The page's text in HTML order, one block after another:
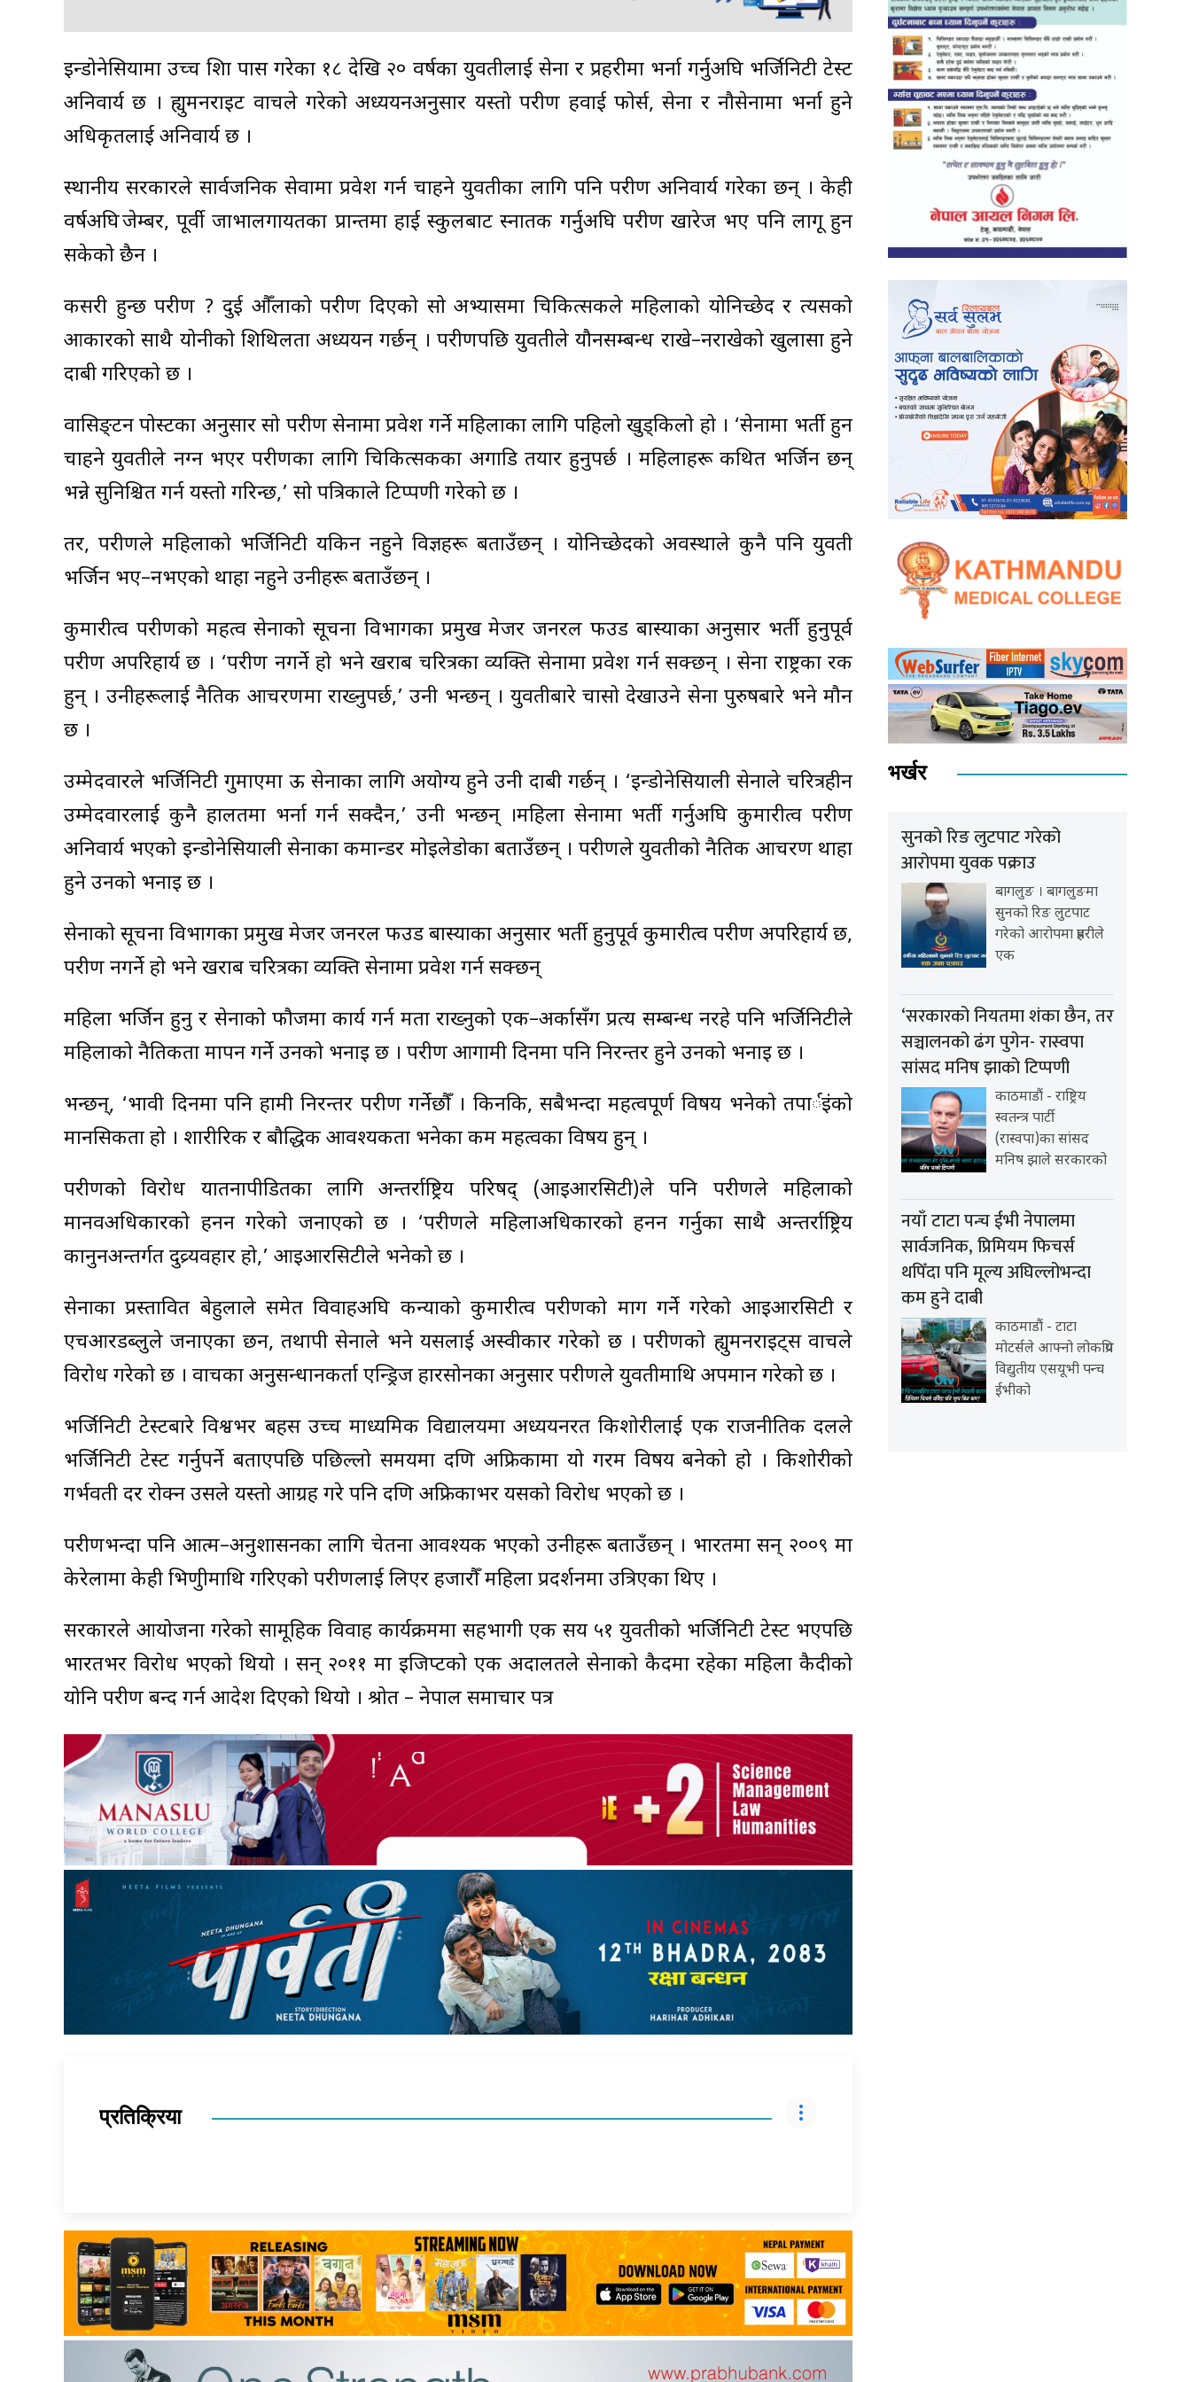
इन्डोनेसियामा उच्च शिक्षा पास गरेका १८ देखि २० वर्षका युवतीलाई सेना र प्रहरीमा भर्ना गर्नुअघि भर्जिनिटी टेस्ट
अनिवार्य छ । ह्युमनराइट वाचले गरेको अध्ययनअनुसार यस्तो परीक्षण हवाई फोर्स, सेना र नौसेनामा भर्ना हुने
अधिकृतलाई अनिवार्य छ ।
स्थानीय सरकारले सार्वजनिक सेवामा प्रवेश गर्न चाहने युवतीका लागि पनि परीक्षण अनिवार्य गरेका छन् । केही
वर्षअघि जेम्बर, पूर्वी जाभालगायतका प्रान्तमा हाई स्कुलबाट स्नातक गर्नुअघि परीक्षण खारेज भए पनि लागू हुन
सकेको छैन ।
कसरी हुन्छ परीक्षण ? दुई औँलाको परीक्षण दिएको सो अभ्यासमा चिकित्सकले महिलाको योनिच्छेद र त्यसको
आकारको साथै योनीको शिथिलता अध्ययन गर्छन् । परीक्षणपछि युवतीले यौनसम्बन्ध राखे–नराखेको खुलासा हुने
दाबी गरिएको छ ।
वासिङ्टन पोस्टका अनुसार सो परीक्षण सेनामा प्रवेश गर्ने महिलाका लागि पहिलो खुड्किलो हो । ‘सेनामा भर्ती हुन
चाहने युवतीले नग्न भएर परीक्षणका लागि चिकित्सकका अगाडि तयार हुनुपर्छ । महिलाहरू कथित भर्जिन छन्
भन्ने सुनिश्चित गर्न यस्तो गरिन्छ,’ सो पत्रिकाले टिप्पणी गरेको छ ।
तर, परीक्षणले महिलाको भर्जिनिटी यकिन नहुने विज्ञहरू बताउँछन् । योनिच्छेदको अवस्थाले कुनै पनि युवती
भर्जिन भए–नभएको थाहा नहुने उनीहरू बताउँछन् ।
कुमारीत्व परीक्षणको महत्व सेनाको सूचना विभागका प्रमुख मेजर जनरल फउड बास्याका अनुसार भर्ती हुनुपूर्व
परीक्षण अपरिहार्य छ । ‘परीक्षण नगर्ने हो भने खराब चरित्रका व्यक्ति सेनामा प्रवेश गर्न सक्छन् । सेना राष्ट्रका रक्षक
हुन् । उनीहरूलाई नैतिक आचरणमा राख्नुपर्छ,’ उनी भन्छन् । युवतीबारे चासो देखाउने सेना पुरुषबारे भने मौन
छ ।
उम्मेदवारले भर्जिनिटी गुमाएमा ऊ सेनाका लागि अयोग्य हुने उनी दाबी गर्छन् । ‘इन्डोनेसियाली सेनाले चरित्रहीन
उम्मेदवारलाई कुनै हालतमा भर्ना गर्न सक्दैन,’ उनी भन्छन् ।महिला सेनामा भर्ती गर्नुअघि कुमारीत्व परीक्षण
अनिवार्य भएको इन्डोनेसियाली सेनाका कमान्डर मोइलेडोका बताउँछन् । परीक्षणले युवतीको नैतिक आचरण थाहा
हुने उनको भनाइ छ ।
सेनाको सूचना विभागका प्रमुख मेजर जनरल फउड बास्याका अनुसार भर्ती हुनुपूर्व कुमारीत्व परीक्षण अपरिहार्य छ,
परीक्षण नगर्ने हो भने खराब चरित्रका व्यक्ति सेनामा प्रवेश गर्न सक्छन्
महिला भर्जिन हुनु र सेनाको फौजमा कार्य गर्न क्षमता राख्नुको एक–अर्कासँग प्रत्यक्ष सम्बन्ध नरहे पनि भर्जिनिटीले
महिलाको नैतिकता मापन गर्ने उनको भनाइ छ । परीक्षण आगामी दिनमा पनि निरन्तर हुने उनको भनाइ छ ।
भन्छन्, ‘भावी दिनमा पनि हामी निरन्तर परीक्षण गर्नेछौँ । किनकि, सबैभन्दा महत्वपूर्ण विषय भनेको तपार्इंको
मानसिकता हो । शारीरिक र बौद्धिक आवश्यकता भनेका कम महत्वका विषय हुन् ।
परीक्षणको विरोध यातनापीडितका लागि अन्तर्राष्ट्रिय परिषद् (आइआरसिटी)ले पनि परीक्षणले महिलाको
मानवअधिकारको हनन गरेको जनाएको छ । ‘परीक्षणले महिलाअधिकारको हनन गर्नुका साथै अन्तर्राष्ट्रिय
कानुनअन्तर्गत दुव्र्यवहार हो,’ आइआरसिटीले भनेको छ ।
सेनाका प्रस्तावित बेहुलाले समेत विवाहअघि कन्याको कुमारीत्व परीक्षणको माग गर्ने गरेको आइआरसिटी र
एचआरडब्लुले जनाएका छन, तथापी सेनाले भने यसलाई अस्वीकार गरेको छ । परीक्षणको ह्युमनराइट्स वाचले
विरोध गरेको छ । वाचका अनुसन्धानकर्ता एन्ड्रिज हारसोनका अनुसार परीक्षणले युवतीमाथि अपमान गरेको छ ।
भर्जिनिटी टेस्टबारे विश्वभर बहस उच्च माध्यमिक विद्यालयमा अध्ययनरत किशोरीलाई एक राजनीतिक दलले
भर्जिनिटी टेस्ट गर्नुपर्ने बताएपछि पछिल्लो समयमा दक्षिण अफ्रिकामा यो गरम विषय बनेको हो । किशोरीको
गर्भवती दर रोक्न उसले यस्तो आग्रह गरे पनि दक्षिण अफ्रिकाभर यसको विरोध भएको छ ।
परीक्षणभन्दा पनि आत्म–अनुशासनका लागि चेतना आवश्यक भएको उनीहरू बताउँछन् । भारतमा सन् २००९ मा
केरेलामा केही भिक्षुणीमाथि गरिएको परीक्षणलाई लिएर हजारौँ महिला प्रदर्शनमा उत्रिएका थिए ।
सरकारले आयोजना गरेको सामूहिक विवाह कार्यक्रममा सहभागी एक सय ५१ युवतीको भर्जिनिटी टेस्ट भएपछि
भारतभर विरोध भएको थियो । सन् २०११ मा इजिप्टको एक अदालतले सेनाको कैदमा रहेका महिला कैदीको
योनि परीक्षण बन्द गर्न आदेश दिएको थियो । श्रोत – नेपाल समाचार पत्र
प्रतिक्रिया
भर्खर
सुनको रिङ लुटपाट गरेको
आरोपमा युवक पक्राउ
बागलुङ । बागलुङमा
सुनको रिङ लुटपाट
गरेको आरोपमा प्रहरीले
एक
‘सरकारको नियतमा शंका छैन, तर
सञ्चालनको ढंग पुगेन- रास्वपा
सांसद मनिष झाको टिप्पणी
काठमाडौं - राष्ट्रिय
स्वतन्त्र पार्टी
(रास्वपा)का सांसद
मनिष झाले सरकारको
नयाँ टाटा पन्च ईभी नेपालमा
सार्वजनिक, प्रिमियम फिचर्स
थपिँदा पनि मूल्य अघिल्लोभन्दा
कम हुने दाबी
काठमाडौं - टाटा
मोटर्सले आफ्नो लोकप्रिय
विद्युतीय एसयूभी पन्च
ईभीको